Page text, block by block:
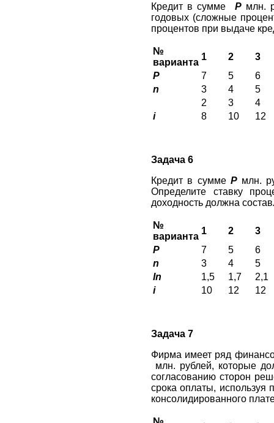
Кредит в сумме Pмлн.
годовых (сложные
процентов при выдаче
№
варианта
1 2
3
P
7 5
6
n
3 4
5
2
3
4
i
8 10 12
Задача 6
Кредит в сумме Pмлн.
Определите ставку
доходность должна
№
варианта
1 2
3
P
7 5
6
n
3 4
5
In
1,5 1,7
2,1
i
10 12 12
Задача 7
Фирма имеет ряд
млн. рублей, которые
согласованию сторон
срока оплаты, используя
консолидированного